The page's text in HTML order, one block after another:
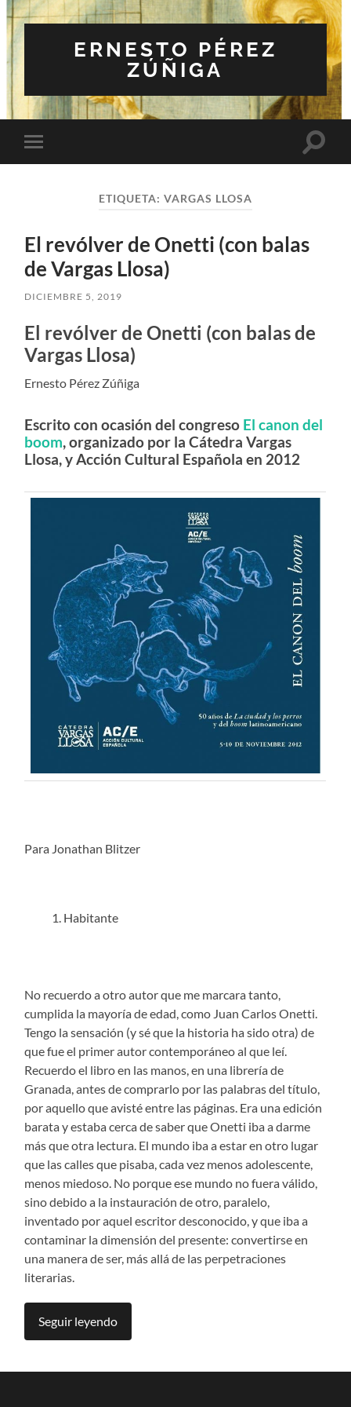
ERNESTO PÉREZ
ZÚÑIGA
Alternar
el
ETIQUETA: VARGAS LLOSA
El revólver de Onetti (con balas
de Vargas Llosa)
DICIEMBRE 5, 2019
El revólver de Onetti (con balas de
Vargas Llosa)
Ernesto Pérez Zúñiga
Escrito con ocasión del congreso El canon del
boom, organizado por la Cátedra Vargas
Llosa, y Acción Cultural Española en 2012
Para Jonathan Blitzer
Habitante
No recuerdo a otro autor que me marcara tanto,
cumplida la mayoría de edad, como Juan Carlos Onetti.
Tengo la sensación (y sé que la historia ha sido otra) de
que fue el primer autor contemporáneo al que leí.
Recuerdo el libro en las manos, en una librería de
Granada, antes de comprarlo por las palabras del título,
por aquello que avisté entre las páginas. Era una edición
barata y estaba cerca de saber que Onetti iba a darme
más que otra lectura. El mundo iba a estar en otro lugar
que las calles que pisaba, cada vez menos adolescente,
menos miedoso. No porque ese mundo no fuera válido,
sino debido a la instauración de otro, paralelo,
inventado por aquel escritor desconocido, y que iba a
contaminar la dimensión del presente: convertirse en
una manera de ser, más allá de las perpetraciones
literarias.
Seguir leyendo